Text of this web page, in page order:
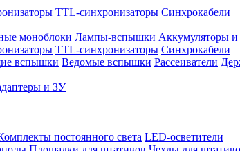
TTL-синхронизаторы Синхрокабели
моноблоки Лампы-вспышки Аккумуляторы и
TTL-синхронизаторы Синхрокабели
вспышки Ведомые вспышки Рассеиватели
и ЗУ
постоянного света LED-осветители